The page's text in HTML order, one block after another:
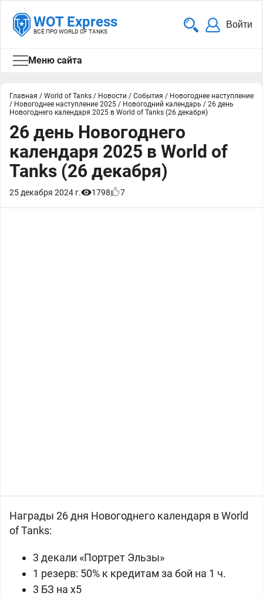
WOT Express
ВСЁ ПРО WORLD OF TANKS
Войти
Меню сайта
Главная / World of Tanks / Новости / События / Новогоднее наступление
/ Новогоднее наступление 2025 / Новогодний календарь / 26 день
Новогоднего календаря 2025 в World of Tanks (26 декабря)
26 день Новогоднего
календаря 2025 в World of
Tanks (26 декабря)
25 декабря 2024 г. 1798 7
Награды 26 дня Новогоднего календаря в World
of Tanks:
3 декали «Портрет Эльзы»
1 резерв: 50% к кредитам за бой на 1 ч.
3 БЗ на х5